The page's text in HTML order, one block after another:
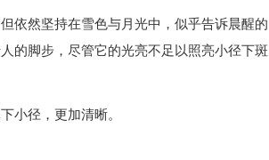
依然坚持在雪色与月光中，似乎告诉晨醒的
的脚步，尽管它的光亮不足以照亮小径下斑
小径，更加清晰。